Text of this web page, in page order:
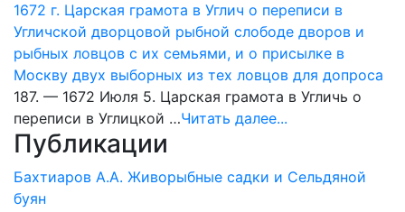
1672 г. Царская грамота в Углич о переписи в
Угличской дворцовой рыбной слободе дворов и
рыбных ловцов с их семьями, и о присылке в
Москву двух выборных из тех ловцов для допроса
187. — 1672 Июля 5. Царская грамота в Угличь о
переписи в Углицкой …Читать далее...
Публикации
Бахтиаров А.А. Живорыбные садки и Сельдяной
буян